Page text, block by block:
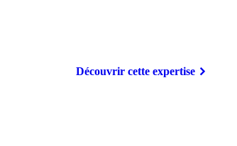
Découvrir cette expertise